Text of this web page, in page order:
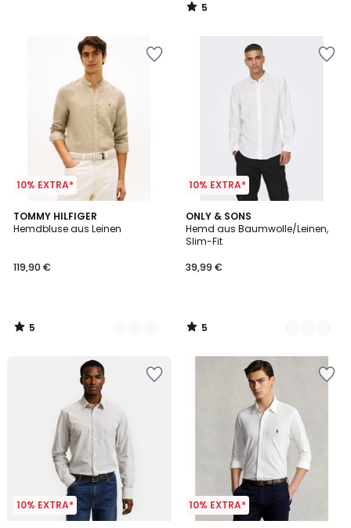
5
/
10% EXTRA*
TOMMY HILFIGER
Hemdbluse aus Leinen
119,90 €
5
/
3
Farben
5
/
10% EXTRA*
ONLY & SONS
Hemd aus Baumwolle/Leinen,
Slim-Fit
39,99 €
5
/
5
4
Farben
5
/
10% EXTRA* 10% EXTRA*